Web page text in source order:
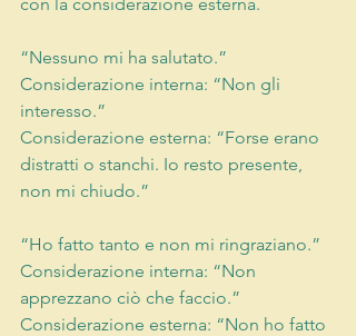
“Nessuno mi ha salutato.”
Considerazione interna: “Non gli
interesso.”
Considerazione esterna: “Forse erano
distratti o stanchi. Io resto presente,
non mi chiudo.”
“Ho fatto tanto e non mi ringraziano.”
Considerazione interna: “Non
apprezzano ciò che faccio.”
Considerazione esterna: “Non ho fatto